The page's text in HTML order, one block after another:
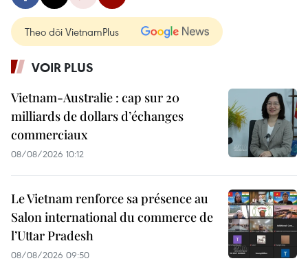
Theo dõi VietnamPlus
VOIR PLUS
Vietnam-Australie : cap sur 20
milliards de dollars d’échanges
commerciaux
08/08/2026 10:12
Le Vietnam renforce sa présence au
Salon international du commerce de
l’Uttar Pradesh
08/08/2026 09:50